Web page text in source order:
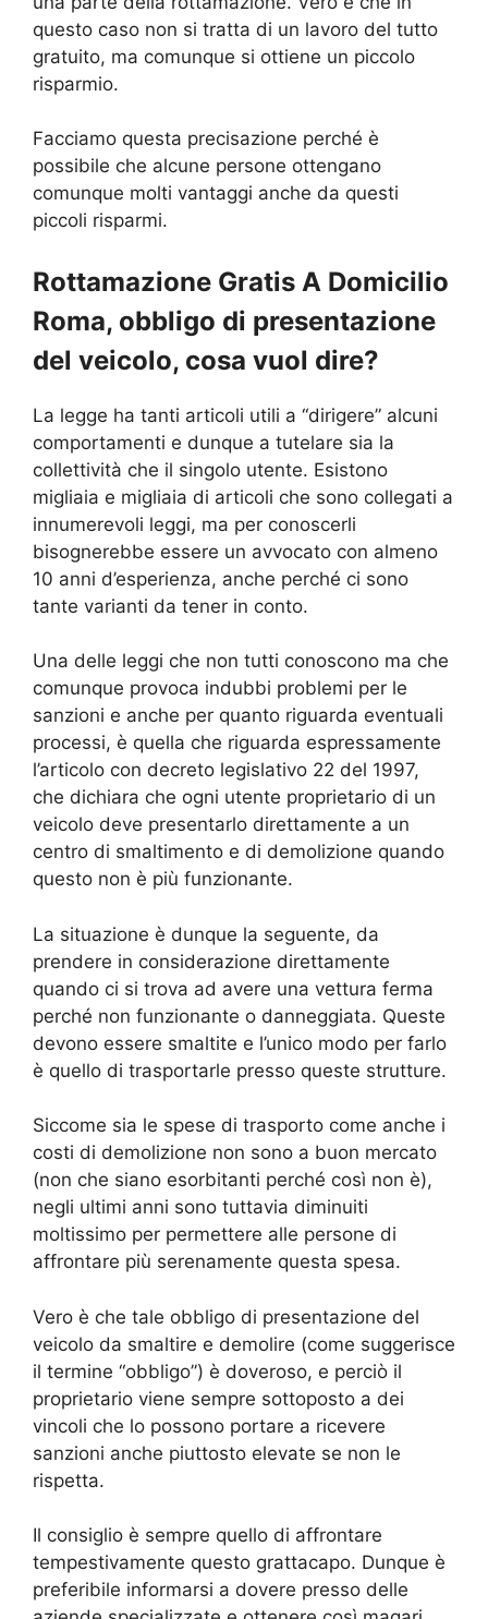
questo caso non si tratta di un lavoro del tutto
gratuito, ma comunque si ottiene un piccolo
risparmio.
Facciamo questa precisazione perché è
possibile che alcune persone ottengano
comunque molti vantaggi anche da questi
piccoli risparmi.
Rottamazione Gratis A Domicilio
Roma, obbligo di presentazione
del veicolo, cosa vuol dire?
La legge ha tanti articoli utili a “dirigere” alcuni
comportamenti e dunque a tutelare sia la
collettività che il singolo utente. Esistono
migliaia e migliaia di articoli che sono collegati a
innumerevoli leggi, ma per conoscerli
bisognerebbe essere un avvocato con almeno
10 anni d’esperienza, anche perché ci sono
tante varianti da tener in conto.
Una delle leggi che non tutti conoscono ma che
comunque provoca indubbi problemi per le
sanzioni e anche per quanto riguarda eventuali
processi, è quella che riguarda espressamente
l’articolo con decreto legislativo 22 del 1997,
che dichiara che ogni utente proprietario di un
veicolo deve presentarlo direttamente a un
centro di smaltimento e di demolizione quando
questo non è più funzionante.
La situazione è dunque la seguente, da
prendere in considerazione direttamente
quando ci si trova ad avere una vettura ferma
perché non funzionante o danneggiata. Queste
devono essere smaltite e l’unico modo per farlo
è quello di trasportarle presso queste strutture.
Siccome sia le spese di trasporto come anche i
costi di demolizione non sono a buon mercato
(non che siano esorbitanti perché così non è),
negli ultimi anni sono tuttavia diminuiti
moltissimo per permettere alle persone di
affrontare più serenamente questa spesa.
Vero è che tale obbligo di presentazione del
veicolo da smaltire e demolire (come suggerisce
il termine “obbligo”) è doveroso, e perciò il
proprietario viene sempre sottoposto a dei
vincoli che lo possono portare a ricevere
sanzioni anche piuttosto elevate se non le
rispetta.
Il consiglio è sempre quello di affrontare
tempestivamente questo grattacapo. Dunque è
preferibile informarsi a dovere presso delle